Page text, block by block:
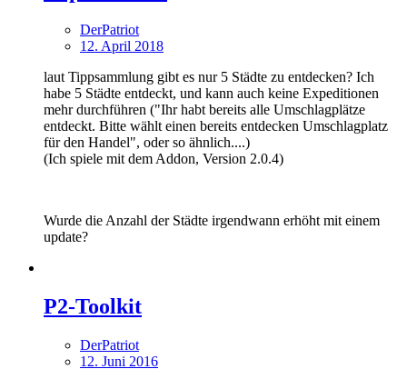
DerPatriot
12. April 2018
laut Tippsammlung gibt es nur 5 Städte zu entdecken? Ich
habe 5 Städte entdeckt, und kann auch keine Expeditionen
mehr durchführen ("Ihr habt bereits alle Umschlagplätze
entdeckt. Bitte wählt einen bereits entdecken Umschlagplatz
für den Handel", oder so ähnlich....)
(Ich spiele mit dem Addon, Version 2.0.4)
Wurde die Anzahl der Städte irgendwann erhöht mit einem
update?
P2-Toolkit
DerPatriot
12. Juni 2016